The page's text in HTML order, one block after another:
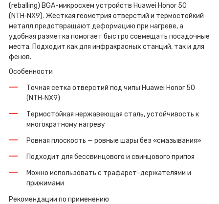
(reballing) BGA-микросхем устройств Huawei Honor 50
(NTH‑NX9). Жёсткая геометрия отверстий и термостойкий
металл предотвращают деформацию при нагреве, а
удобная разметка помогает быстро совмещать посадочные
места. Подходит как для инфракрасных станций, так и для
фенов.
Особенности
Точная сетка отверстий под чипы Huawei Honor 50
(NTH‑NX9)
Термостойкая нержавеющая сталь, устойчивость к
многократному нагреву
Ровная плоскость — ровные шары без «смазывания»
Подходит для бессвинцового и свинцового припоя
Можно использовать с трафарет-держателями и
прижимами
Рекомендации по применению